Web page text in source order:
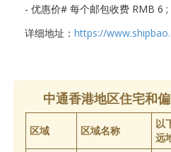
- 优惠价# 每个邮包收费 RMB 6 ;
详细地址： https://
中通香港地区住宅和
区域 区域名称
以
远